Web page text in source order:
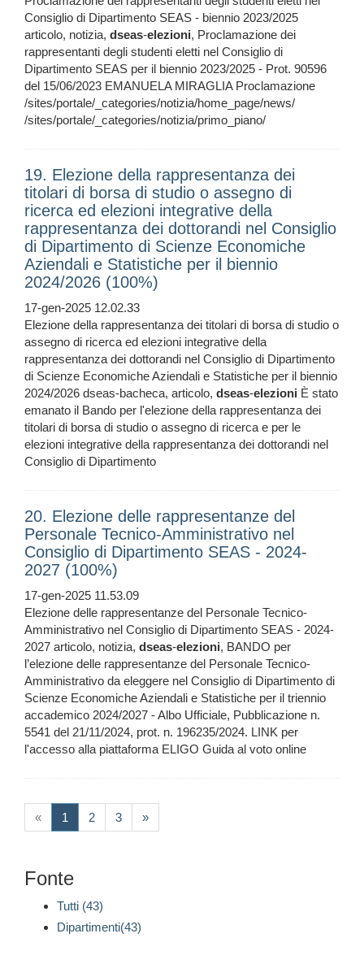
Consiglio di Dipartimento SEAS - biennio 2023/2025
articolo, notizia, dseas-elezioni, Proclamazione dei
rappresentanti degli studenti eletti nel Consiglio di
Dipartimento SEAS per il biennio 2023/2025 - Prot. 90596
del 15/06/2023 EMANUELA MIRAGLIA Proclamazione
/sites/portale/_categories/notizia/home_page/news/
/sites/portale/_categories/notizia/primo_piano/
19. Elezione della rappresentanza dei
titolari di borsa di studio o assegno di
ricerca ed elezioni integrative della
rappresentanza dei dottorandi nel Consiglio
di Dipartimento di Scienze Economiche
Aziendali e Statistiche per il biennio
2024/2026 (100%)
17-gen-2025 12.02.33
Elezione della rappresentanza dei titolari di borsa di studio o
assegno di ricerca ed elezioni integrative della
rappresentanza dei dottorandi nel Consiglio di Dipartimento
di Scienze Economiche Aziendali e Statistiche per il biennio
2024/2026 dseas-bacheca, articolo, dseas-elezioni È stato
emanato il Bando per l'elezione della rappresentanza dei
titolari di borsa di studio o assegno di ricerca e per le
elezioni integrative della rappresentanza dei dottorandi nel
Consiglio di Dipartimento
20. Elezione delle rappresentanze del
Personale Tecnico-Amministrativo nel
Consiglio di Dipartimento SEAS - 2024-
2027 (100%)
17-gen-2025 11.53.09
Elezione delle rappresentanze del Personale Tecnico-
Amministrativo nel Consiglio di Dipartimento SEAS - 2024-
2027 articolo, notizia, dseas-elezioni, BANDO per
l’elezione delle rappresentanze del Personale Tecnico-
Amministrativo da eleggere nel Consiglio di Dipartimento di
Scienze Economiche Aziendali e Statistiche per il triennio
accademico 2024/2027 - Albo Ufficiale, Pubblicazione n.
5541 del 21/11/2024, prot. n. 196235/2024. LINK per
l'accesso alla piattaforma ELIGO Guida al voto online
« 1 (current)
2 3 »
Fonte
Tutti (43)
Dipartimenti(43)